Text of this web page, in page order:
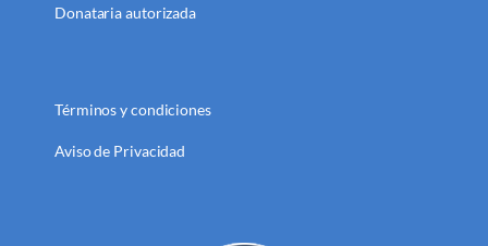
Donataria autorizada
Términos y condiciones
Aviso de Privacidad